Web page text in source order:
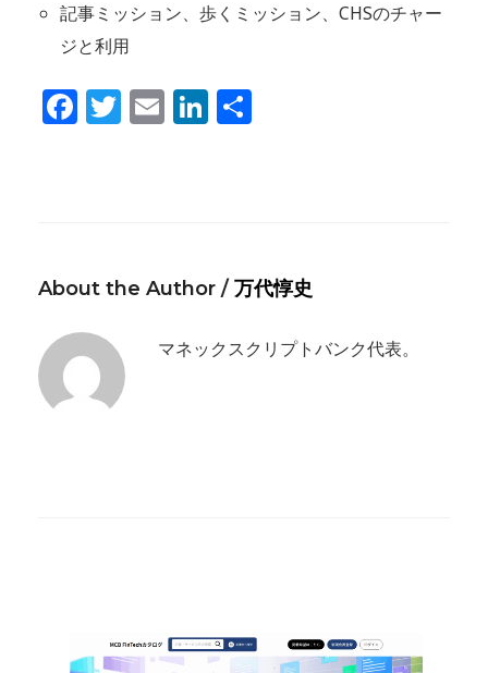
記事ミッション、歩くミッション、CHSのチャー
ジと利用
Facebook
Twitter
EmailLinkedIn
About the Author / 万代惇史
マネックスクリプトバンク代表。